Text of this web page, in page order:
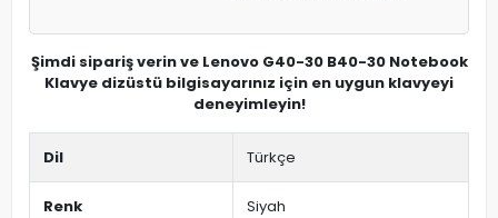
Şimdi sipariş verin ve Lenovo G40-30 B40-30 Notebook
Klavye dizüstü bilgisayarınız için en uygun klavyeyi
deneyimleyin!
Dil Türkçe
Renk Siyah